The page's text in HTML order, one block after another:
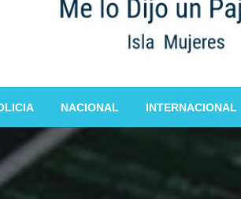
NACIONAL INTERNACIONAL